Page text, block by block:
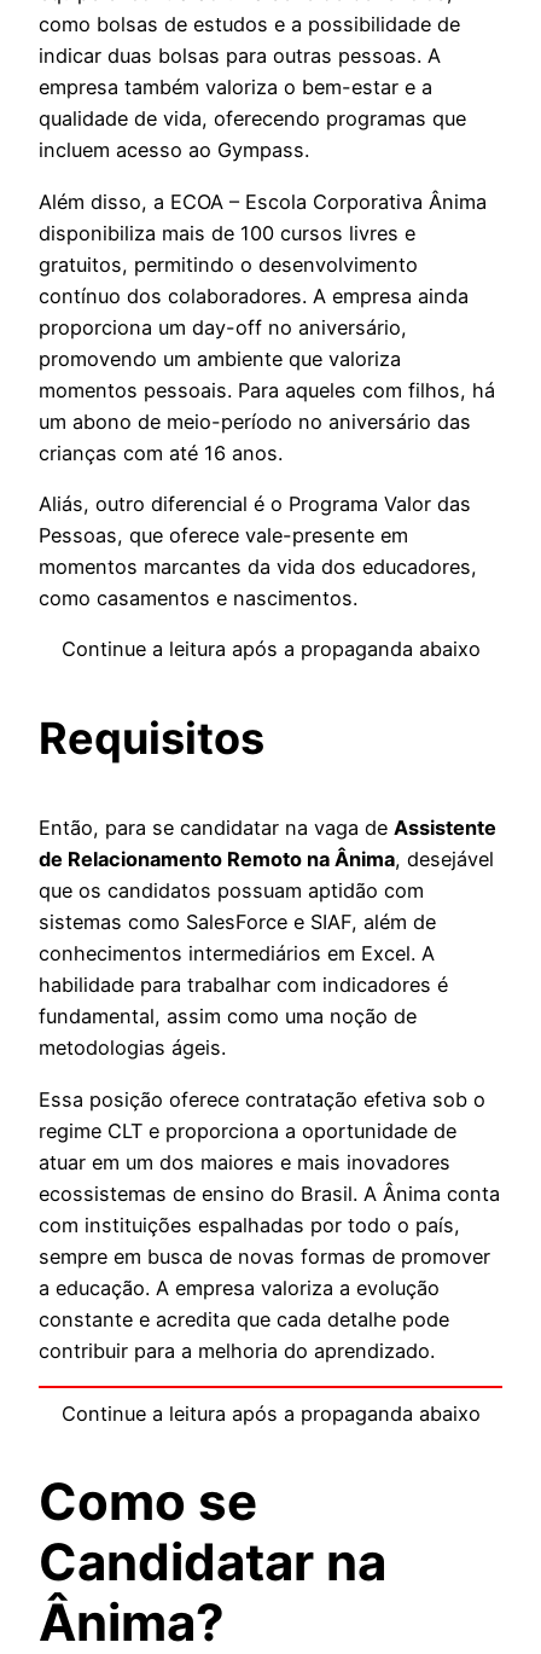
como bolsas de estudos e a possibilidade de
indicar duas bolsas para outras pessoas. A
empresa também valoriza o bem-estar e a
qualidade de vida, oferecendo programas que
incluem acesso ao Gympass.
Além disso, a ECOA – Escola Corporativa Ânima
disponibiliza mais de 100 cursos livres e
gratuitos, permitindo o desenvolvimento
contínuo dos colaboradores. A empresa ainda
proporciona um day-off no aniversário,
promovendo um ambiente que valoriza
momentos pessoais. Para aqueles com filhos, há
um abono de meio-período no aniversário das
crianças com até 16 anos.
Aliás, outro diferencial é o Programa Valor das
Pessoas, que oferece vale-presente em
momentos marcantes da vida dos educadores,
como casamentos e nascimentos.
Continue a leitura após a propaganda abaixo
Requisitos
Então, para se candidatar na vaga de Assistente
de Relacionamento Remoto na Ânima, desejável
que os candidatos possuam aptidão com
sistemas como SalesForce e SIAF, além de
conhecimentos intermediários em Excel. A
habilidade para trabalhar com indicadores é
fundamental, assim como uma noção de
metodologias ágeis.
Essa posição oferece contratação efetiva sob o
regime CLT e proporciona a oportunidade de
atuar em um dos maiores e mais inovadores
ecossistemas de ensino do Brasil. A Ânima conta
com instituições espalhadas por todo o país,
sempre em busca de novas formas de promover
a educação. A empresa valoriza a evolução
constante e acredita que cada detalhe pode
contribuir para a melhoria do aprendizado.
Continue a leitura após a propaganda abaixo
Como se
Candidatar na
Ânima?